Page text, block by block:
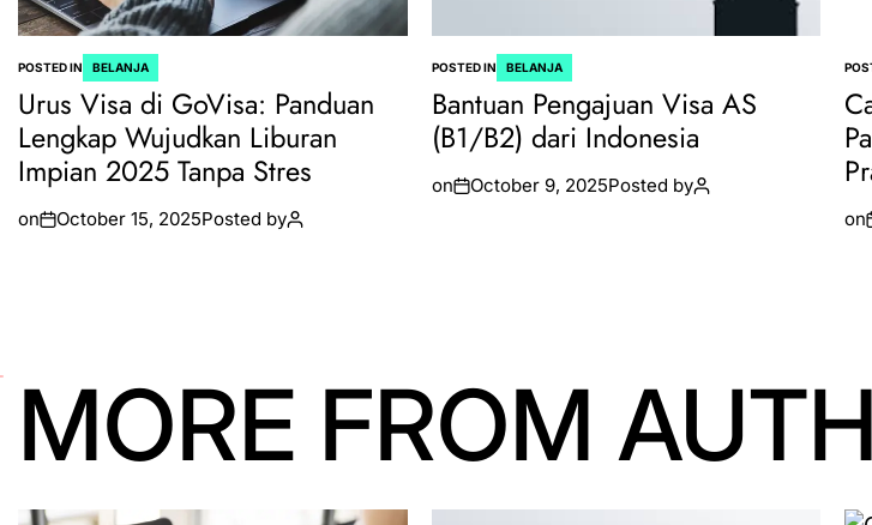
POSTED IN BELANJA
Urus Visa di GoVisa: Panduan
Lengkap Wujudkan Liburan
Impian 2025 Tanpa Stres
on October 15, 2025Posted by
POSTED IN BELANJA
Bantuan Pengajuan Visa AS
(B1/B2) dari Indonesia
on October 9, 2025Posted by
on
MORE FROM